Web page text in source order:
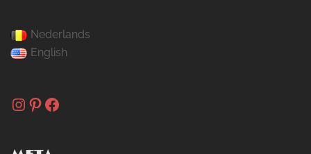
Nederlands
English
Instagram
Pinterest
Facebook